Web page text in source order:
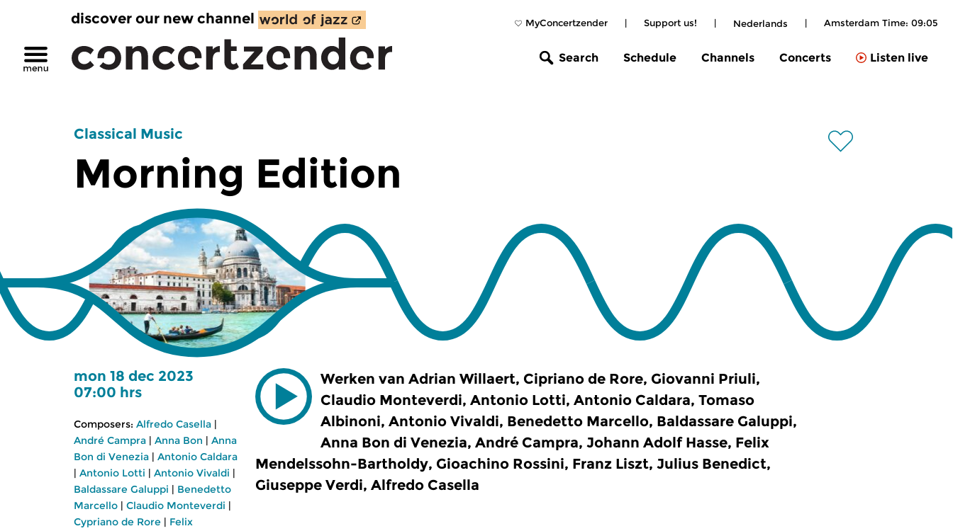
MyConcertzender | Support us! | Nederlands | Amsterdam Time: 09:05
discover our new channel
Search Schedule Channels Concerts Listen live
Classical Music
Morning Edition
mon 18 dec 2023
07:00 hrs
Composers: Alfredo Casella |
André Campra | Anna Bon | Anna
Bon di Venezia | Antonio Caldara
| Antonio Lotti | Antonio Vivaldi |
Baldassare Galuppi | Benedetto
Marcello | Claudio Monteverdi |
Cypriano de Rore | Felix
Werken van Adrian Willaert, Cipriano de Rore, Giovanni Priuli,
Claudio Monteverdi, Antonio Lotti, Antonio Caldara, Tomaso
Albinoni, Antonio Vivaldi, Benedetto Marcello, Baldassare Galuppi,
Anna Bon di Venezia, André Campra, Johann Adolf Hasse, Felix
Mendelssohn-Bartholdy, Gioachino Rossini, Franz Liszt, Julius Benedict,
Giuseppe Verdi, Alfredo Casella